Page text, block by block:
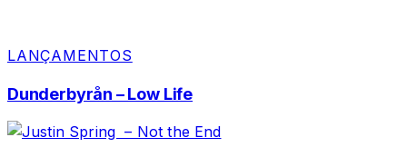
LANÇAMENTOS
Dunderbyrån – Low Life